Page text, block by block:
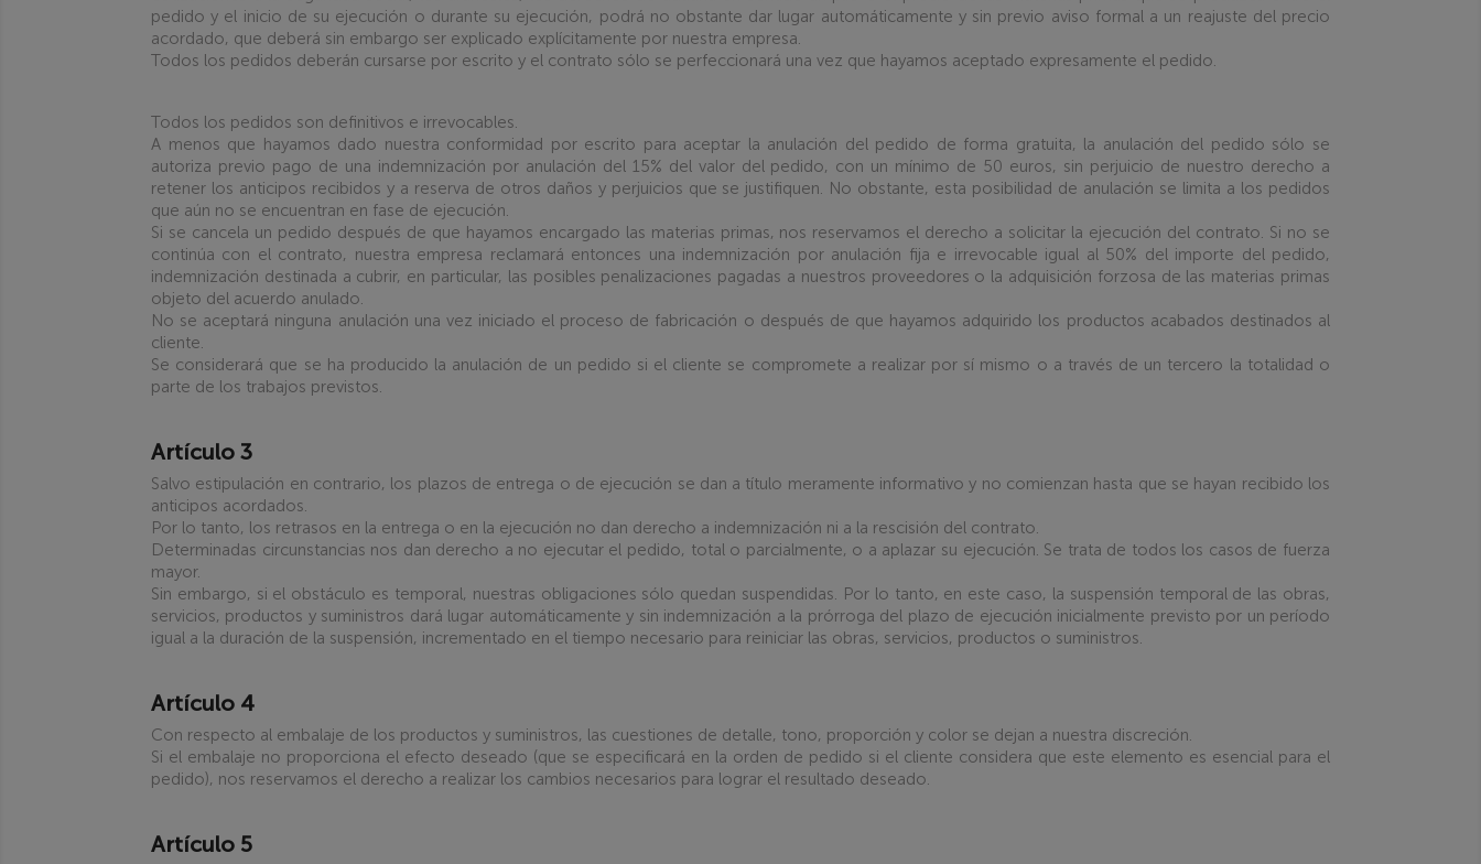
pedido y el inicio de su ejecución o durante su ejecución, podrá no obstante dar lugar automáticamente y sin previo aviso formal a un reajuste del precio
acordado, que deberá sin embargo ser explicado explícitamente por nuestra empresa.
Todos los pedidos deberán cursarse por escrito y el contrato sólo se perfeccionará una vez que hayamos aceptado expresamente el pedido.
Todos los pedidos son definitivos e irrevocables.
A menos que hayamos dado nuestra conformidad por escrito para aceptar la anulación del pedido de forma gratuita, la anulación del pedido sólo se
autoriza previo pago de una indemnización por anulación del 15% del valor del pedido, con un mínimo de 50 euros, sin perjuicio de nuestro derecho a
retener los anticipos recibidos y a reserva de otros daños y perjuicios que se justifiquen. No obstante, esta posibilidad de anulación se limita a los pedidos
que aún no se encuentran en fase de ejecución.
Si se cancela un pedido después de que hayamos encargado las materias primas, nos reservamos el derecho a solicitar la ejecución del contrato. Si no se
continúa con el contrato, nuestra empresa reclamará entonces una indemnización por anulación fija e irrevocable igual al 50% del importe del pedido,
indemnización destinada a cubrir, en particular, las posibles penalizaciones pagadas a nuestros proveedores o la adquisición forzosa de las materias primas
objeto del acuerdo anulado.
No se aceptará ninguna anulación una vez iniciado el proceso de fabricación o después de que hayamos adquirido los productos acabados destinados al
cliente.
Se considerará que se ha producido la anulación de un pedido si el cliente se compromete a realizar por sí mismo o a través de un tercero la totalidad o
parte de los trabajos previstos.
Artículo 3
Salvo estipulación en contrario, los plazos de entrega o de ejecución se dan a título meramente informativo y no comienzan hasta que se hayan recibido los
anticipos acordados.
Por lo tanto, los retrasos en la entrega o en la ejecución no dan derecho a indemnización ni a la rescisión del contrato.
Determinadas circunstancias nos dan derecho a no ejecutar el pedido, total o parcialmente, o a aplazar su ejecución. Se trata de todos los casos de fuerza
mayor.
Sin embargo, si el obstáculo es temporal, nuestras obligaciones sólo quedan suspendidas. Por lo tanto, en este caso, la suspensión temporal de las obras,
servicios, productos y suministros dará lugar automáticamente y sin indemnización a la prórroga del plazo de ejecución inicialmente previsto por un período
igual a la duración de la suspensión, incrementado en el tiempo necesario para reiniciar las obras, servicios, productos o suministros.
Artículo 4
Con respecto al embalaje de los productos y suministros, las cuestiones de detalle, tono, proporción y color se dejan a nuestra discreción.
Si el embalaje no proporciona el efecto deseado (que se especificará en la orden de pedido si el cliente considera que este elemento es esencial para el
pedido), nos reservamos el derecho a realizar los cambios necesarios para lograr el resultado deseado.
Artículo 5